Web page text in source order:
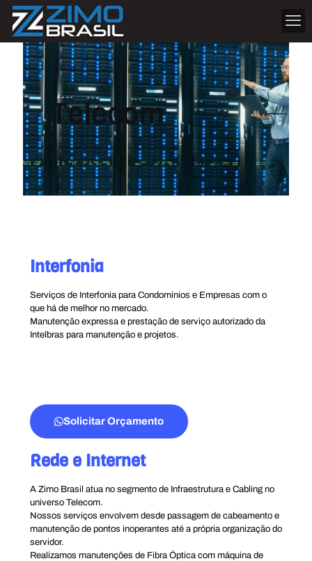
Telecom
Interfonia
Serviços de Interfonia para Condomínios e Empresas com o
que há de melhor no mercado.
Manutenção expressa e prestação de serviço autorizado da
Intelbras para manutenção e projetos.
Solicitar Orçamento
Rede e Internet
A Zimo Brasil atua no segmento de Infraestrutura e Cabling no
universo Telecom.
Nossos serviços envolvem desde passagem de cabeamento e
manutenção de pontos inoperantes até a própria organização do
servidor.
Realizamos manutenções de Fibra Óptica com máquina de